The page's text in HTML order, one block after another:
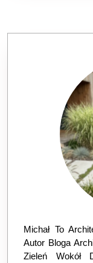
Michał To
Autor Bloga
Zieleń Wokół